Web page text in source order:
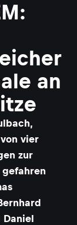
an
vier
zur
gefahren
Daniel